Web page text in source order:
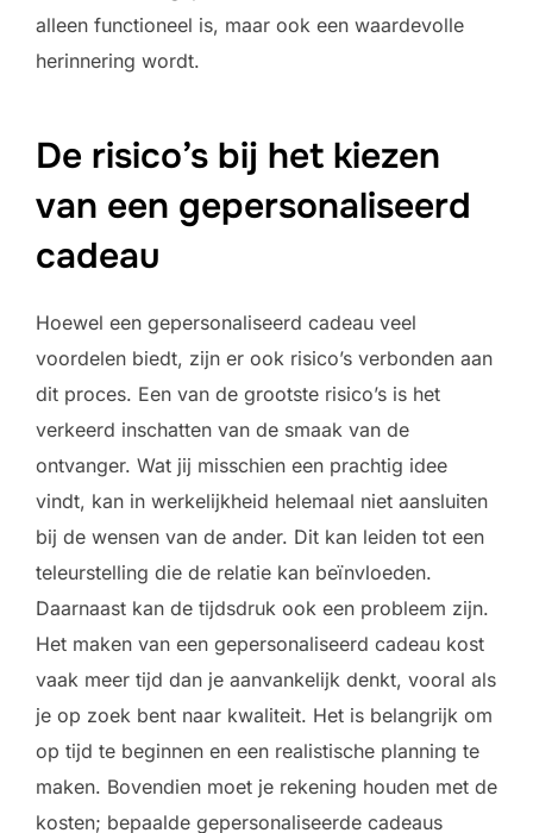
alleen functioneel is, maar ook een waardevolle
herinnering wordt.
De risico’s bij het kiezen
van een gepersonaliseerd
cadeau
Hoewel een gepersonaliseerd cadeau veel
voordelen biedt, zijn er ook risico’s verbonden aan
dit proces. Een van de grootste risico’s is het
verkeerd inschatten van de smaak van de
ontvanger. Wat jij misschien een prachtig idee
vindt, kan in werkelijkheid helemaal niet aansluiten
bij de wensen van de ander. Dit kan leiden tot een
teleurstelling die de relatie kan beïnvloeden.
Daarnaast kan de tijdsdruk ook een probleem zijn.
Het maken van een gepersonaliseerd cadeau kost
vaak meer tijd dan je aanvankelijk denkt, vooral als
je op zoek bent naar kwaliteit. Het is belangrijk om
op tijd te beginnen en een realistische planning te
maken. Bovendien moet je rekening houden met de
kosten; bepaalde gepersonaliseerde cadeaus